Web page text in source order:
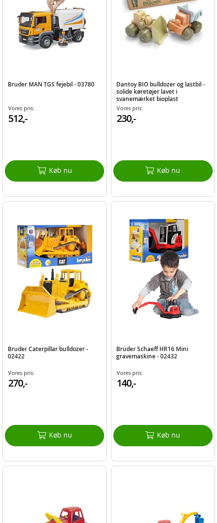
Bruder MAN TGS fejebil - 03780
Vores pris:
512,-
Køb nu
Dantoy BIO bulldozer og lastbil -
solide køretøjer lavet i
svanemærket bioplast
Vores pris:
230,-
Køb nu
Bruder Caterpillar bulldozer -
02422
Vores pris:
270,-
Køb nu
Bruder Schaeff HR16 Mini
gravemaskine - 02432
Vores pris:
140,-
Køb nu